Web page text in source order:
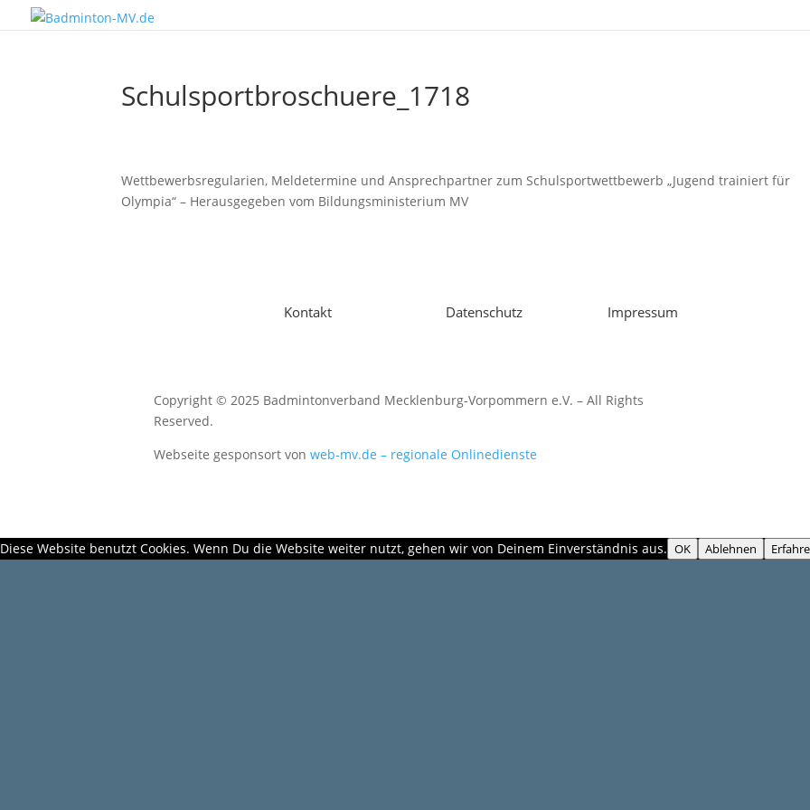
Schulsportbroschuere_1718
Wettbewerbsregularien, Meldetermine und Ansprechpartner zum Schulsportwettbewerb „Jugend trainiert für
Olympia“ – Herausgegeben vom Bildungsministerium MV
Kontakt Datenschutz Impressum
Copyright © 2025 Badmintonverband Mecklenburg-Vorpommern e.V. – All Rights
Reserved.
Webseite gesponsort vonweb-mv.de – regionale Onlinedienste
Diese Website benutzt Cookies. Wenn Du die Website weiter nutzt, gehen wir von Deinem Einverständnis aus. OK Ablehnen